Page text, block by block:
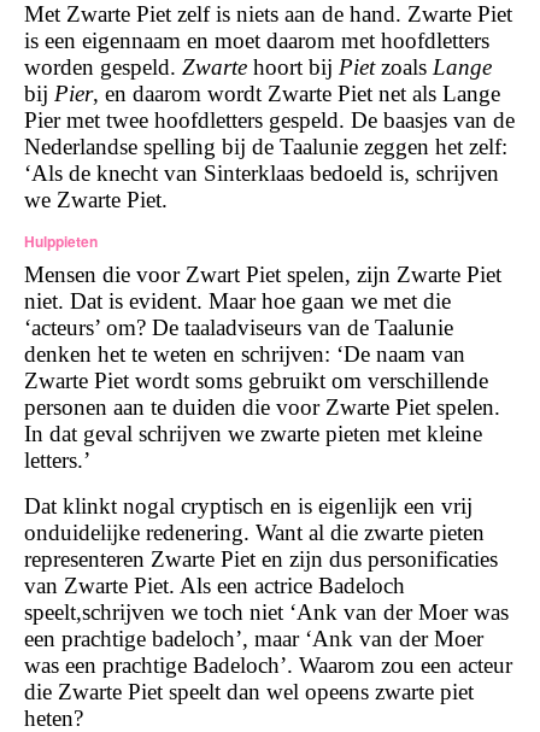
Met Zwarte Piet zelf is niets aan de hand. Zwarte Piet
is een eigennaam en moet daarom met hoofdletters
worden gespeld. Zwarte hoort bij Pietzoals Lange
bij Pier, en daarom wordt Zwarte Piet net als Lange
Pier met twee hoofdletters gespeld. De baasjes van de
Nederlandse spelling bij de Taalunie zeggen het zelf:
‘Als de knecht van Sinterklaas bedoeld is, schrijven
we Zwarte Piet.
Hulppieten
Mensen die voor Zwart Piet spelen, zijn Zwarte Piet
niet. Dat is evident. Maar hoe gaan we met die
‘acteurs’ om? De taaladviseurs van de Taalunie
denken het te weten en schrijven: ‘De naam van
Zwarte Piet wordt soms gebruikt om verschillende
personen aan te duiden die voor Zwarte Piet spelen.
In dat geval schrijven we zwarte pieten met kleine
letters.’
Dat klinkt nogal cryptisch en is eigenlijk een vrij
onduidelijke redenering. Want al die zwarte pieten
representeren Zwarte Piet en zijn dus personificaties
van Zwarte Piet. Als een actrice Badeloch
speelt,schrijven we toch niet ‘Ank van der Moer was
een prachtige badeloch’, maar ‘Ank van der Moer
was een prachtige Badeloch’. Waarom zou een acteur
die Zwarte Piet speelt dan wel opeens zwarte piet
heten?